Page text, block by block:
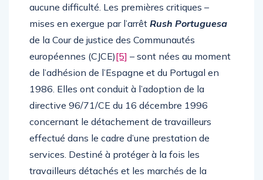
aucune difficulté. Les premières critiques –
mises en exergue par l’arrêt Rush Portuguesa
de la Cour de justice des Communautés
européennes (CJCE)[5] – sont nées au moment
de l’adhésion de l’Espagne et du Portugal en
1986. Elles ont conduit à l’adoption de la
directive 96/71/CE du 16 décembre 1996
concernant le détachement de travailleurs
effectué dans le cadre d’une prestation de
services. Destiné à protéger à la fois les
travailleurs détachés et les marchés de la